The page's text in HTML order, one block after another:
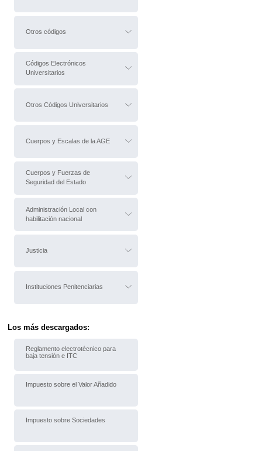
Otros códigos
Códigos Electrónicos
Universitarios
Otros Códigos Universitarios
Cuerpos y Escalas de la AGE
Cuerpos y Fuerzas de
Seguridad del Estado
Administración Local con
habilitación nacional
Justicia
Instituciones Penitenciarias
Los más descargados:
Reglamento electrotécnico para
baja tensión e ITC
Impuesto sobre el Valor Añadido
Impuesto sobre Sociedades